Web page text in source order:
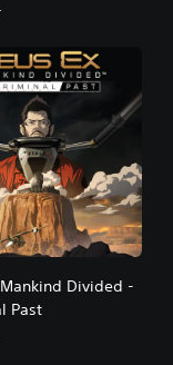
Divided -
Past